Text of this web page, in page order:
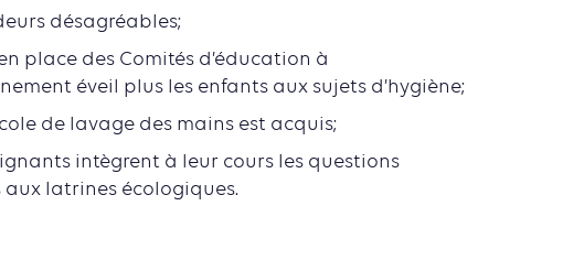
désagréables;
place des Comités d’éducation à
éveil plus les enfants aux sujets d’hygiène;
de lavage des mains est acquis;
intègrent à leur cours les questions
aux latrines écologiques.